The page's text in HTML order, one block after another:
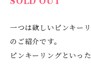
一つは欲しいピンキー
のご紹介です。
ピンキーリングといっ